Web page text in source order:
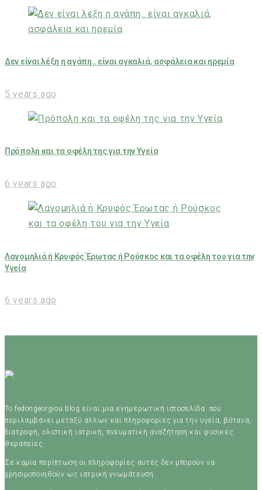
Δεν είναι λέξη η αγάπη.. είναι αγκαλιά, ασφάλεια και ηρεμία
5 years ago
Πρόπολη και τα οφέλη της για την Υγεία
6 years ago
Λαγομηλιά ή Κρυφός Έρωτας ή Ρούσκος και τα οφέλη του για την
Υγεία
6 years ago
Το fedongeorgiou.blog είναι μια ενημερωτική ιστοσελίδα που
περιλαμβάνει μεταξύ άλλων και πληροφορίες για την υγεία, βότανα,
διατροφή, ολιστική ιατρική, πνευματική αναζήτηση και φυσικές
θεραπείες.
Σε καμία περίπτωση οι πληροφορίες αυτές δεν μπορούν να
χρησιμοποιηθούν ως ιατρική γνωμάτευση.